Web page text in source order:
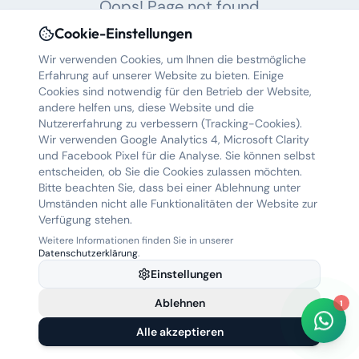
Cookie-Einstellungen
Wir verwenden Cookies, um Ihnen die bestmögliche
Erfahrung auf unserer Website zu bieten. Einige
Cookies sind notwendig für den Betrieb der Website,
andere helfen uns, diese Website und die
Nutzererfahrung zu verbessern (Tracking-Cookies).
Wir verwenden Google Analytics 4, Microsoft Clarity
und Facebook Pixel für die Analyse. Sie können selbst
entscheiden, ob Sie die Cookies zulassen möchten.
Bitte beachten Sie, dass bei einer Ablehnung unter
Umständen nicht alle Funktionalitäten der Website zur
Verfügung stehen.
Weitere Informationen finden Sie in unserer
Datenschutzerklärung.
Einstellungen
Ablehnen
Alle akzeptieren
Hallo! 👋 Wie können wir Ihnen
helfen? Wählen Sie eine Option
oder schreiben Sie uns direkt.
Jetzt
🚗 Auto bewerten
📞 Rückruf anfordern
Chat starten
Powered by WhatsApp • Antwort in <5 Min 1
Oops! Page not found
Return to Home